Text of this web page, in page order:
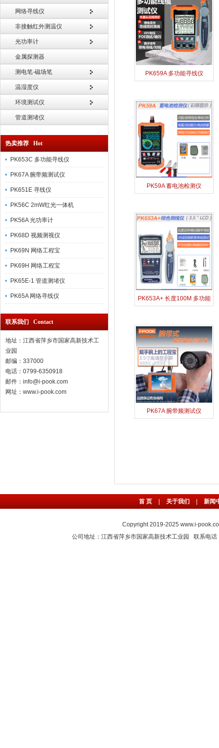
1
网络寻线仪
非接触红外测温仪
光功率计
金属探测器
测电笔-磁场笔
温湿度仪
环境测试仪
管道测堵仪
热卖推荐 Hot
PK653C 多功能寻线仪
PK67A 腕带频测试仪
PK651E 寻线仪
PK56C 2mW红光一体机
PK56A 光功率计
PK68D 视频测视仪
PK69N 网络工程宝
PK69H 网络工程宝
PK65E-1 管道测堵仪
PK65A 网络寻线仪
联系我们 Contact
地址：江西省萍乡市国家高新技术工
业园
邮编：337000
电话：0799-6350918
邮件：info@i-pook.com
网址：www.i-pook.com
PK659A 多功能寻线仪
PK59A 蓄电池检测仪
PK653A+ 长度100M 多功能
PK67A 腕带频测试仪
首 页 关于我们 新闻
Copyright 2019-2025 www.i-
公司地址：江西省萍乡市国家高新技术工业园 联系